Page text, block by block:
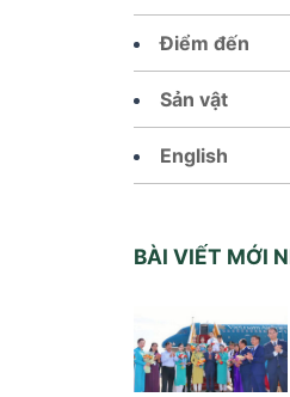
Điểm đến
Sản vật
English
BÀI VIẾT MỚI